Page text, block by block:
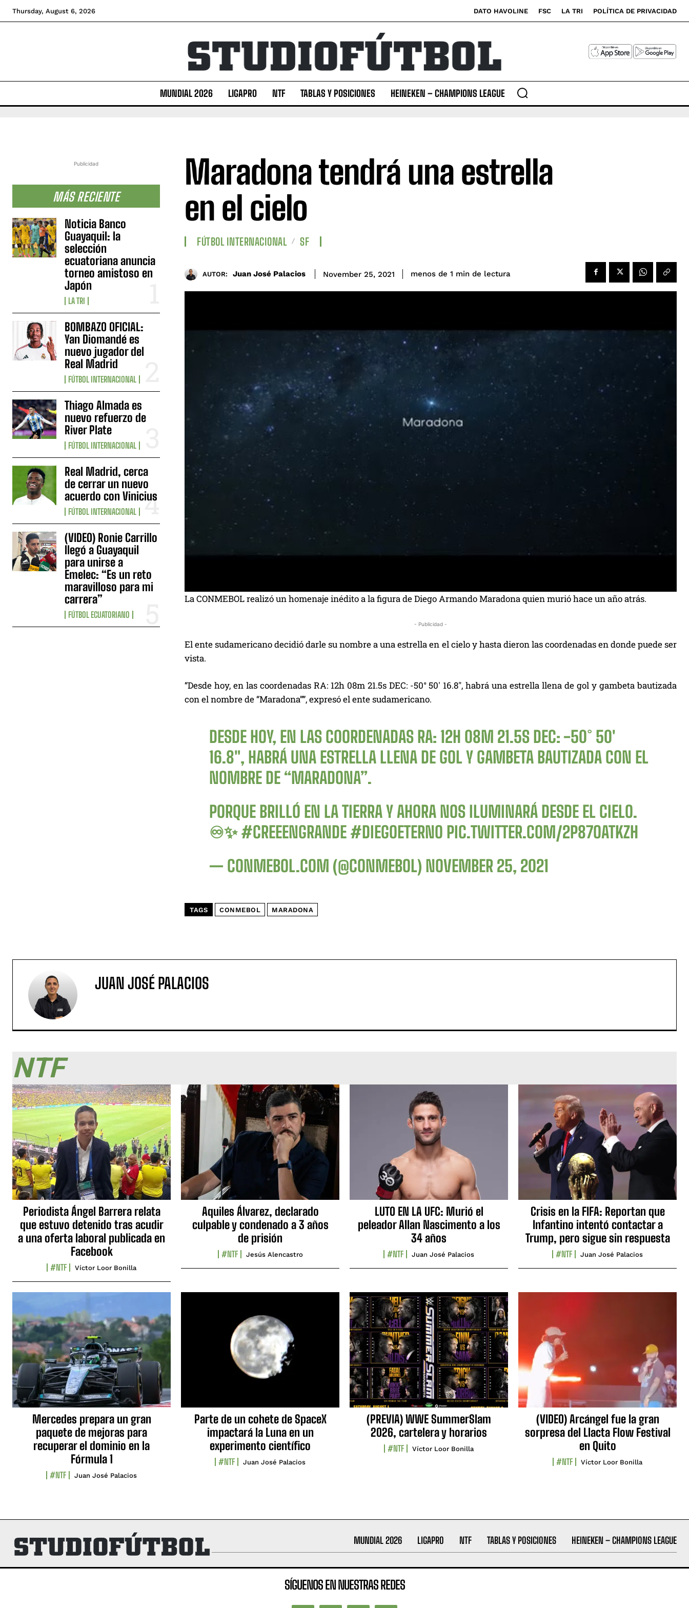
Thursday, August 6, 2026 DATO HAVOLINE FSC LA TRI POLÍTICA DE PRIVACIDAD
MUNDIAL 2026 LIGAPRO NTF TABLAS Y POSICIONES HEINEKEN – CHAMPIONS LEAGUE
Publicidad
MÁS RECIENTE
Noticia Banco
Guayaquil: la
selección
ecuatoriana anuncia
torneo amistoso en
Japón
LA TRI
BOMBAZO OFICIAL:
Yan Diomandé es
nuevo jugador del
Real Madrid
FÚTBOL INTERNACIONAL
Thiago Almada es
nuevo refuerzo de
River Plate
FÚTBOL INTERNACIONAL
Real Madrid, cerca
de cerrar un nuevo
acuerdo con Vinicius
FÚTBOL INTERNACIONAL
(VIDEO) Ronie Carrillo
llegó a Guayaquil
para unirse a
Emelec: “Es un reto
maravilloso para mi
carrera”
FÚTBOL ECUATORIANO
Maradona tendrá una estrella
en el cielo
FÚTBOL INTERNACIONAL SF
AUTOR: Juan José Palacios November 25, 2021 menos de 1 min de lectura
La CONMEBOL realizó un homenaje inédito a la figura de Diego Armando Maradona quien murió hace un año atrás.
- Publicidad -
El ente sudamericano decidió darle su nombre a una estrella en el cielo y hasta dieron las coordenadas en donde puede ser
vista.
“Desde hoy, en las coordenadas RA: 12h 08m 21.5s DEC: -50° 50′ 16.8″, habrá una estrella llena de gol y gambeta bautizada
con el nombre de “Maradona””, expresó el ente sudamericano.
DESDE HOY, EN LAS COORDENADAS RA: 12H 08M 21.5S DEC: -50° 50′
16.8″, HABRÁ UNA ESTRELLA LLENA DE GOL Y GAMBETA BAUTIZADA CON EL
NOMBRE DE “MARADONA”.
PORQUE BRILLÓ EN LA TIERRA Y AHORA NOS ILUMINARÁ DESDE EL CIELO.
♾️✨#CREEENGRANDE #DIEGOETERNO PIC.TWITTER.COM/2P87OATKZH
— CONMEBOL.COM (@CONMEBOL) NOVEMBER 25, 2021
TAGS CONMEBOL MARADONA
JUAN JOSÉ PALACIOS
NTF
Periodista Ángel Barrera relata
que estuvo detenido tras acudir
a una oferta laboral publicada en
Facebook
#NTF Víctor Loor Bonilla
Aquiles Álvarez, declarado
culpable y condenado a 3 años
de prisión
#NTF Jesús Alencastro
LUTO EN LA UFC: Murió el
peleador Allan Nascimento a los
34 años
#NTF Juan José Palacios
Crisis en la FIFA: Reportan que
Infantino intentó contactar a
Trump, pero sigue sin respuesta
#NTF Juan José Palacios
Mercedes prepara un gran
paquete de mejoras para
recuperar el dominio en la
Fórmula 1
#NTF Juan José Palacios
Parte de un cohete de SpaceX
impactará la Luna en un
experimento científico
#NTF Juan José Palacios
(PREVIA) WWE SummerSlam
2026, cartelera y horarios
#NTF Víctor Loor Bonilla
(VIDEO) Arcángel fue la gran
sorpresa del Llacta Flow Festival
en Quito
#NTF Víctor Loor Bonilla
MUNDIAL 2026 LIGAPRO NTF TABLAS Y POSICIONES HEINEKEN – CHAMPIONS LEAGUE
SÍGUENOS EN NUESTRAS REDES